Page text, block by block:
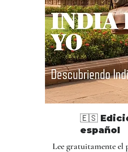
🇪🇸
español
Lee gratuitamente